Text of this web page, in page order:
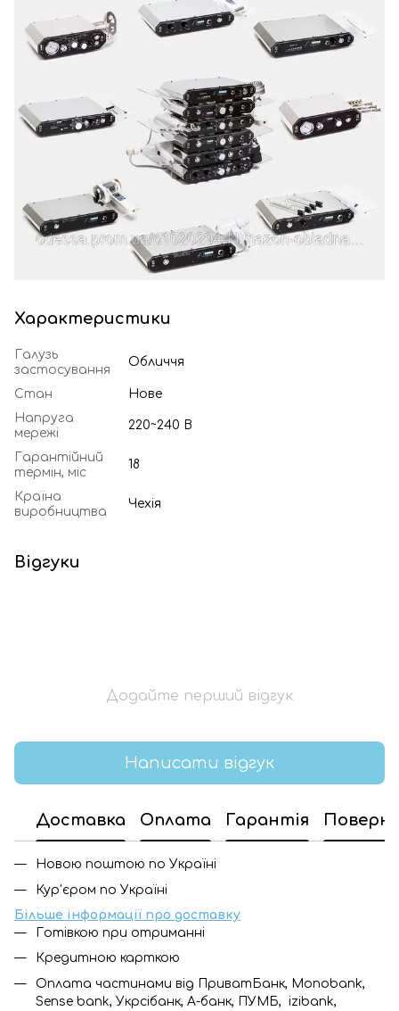
Характеристики
Галузь
застосування
Обличчя
Стан
Нове
Напруга
мережі
220~240 В
Гарантійний
термін, міс
18
Країна
виробництва
Чехія
Відгуки
Додайте перший відгук
Написати відгук
Доставка Оплата Гарантія
Новою поштою по Україні
Кур'єром по Україні
Більше інформації про доставку
Готівкою при отриманні
Кредитною карткою
Оплата частинами від ПриватБанк, Monobank,
Sense bank, Укрсібанк, А-банк, ПУМБ, izibank,